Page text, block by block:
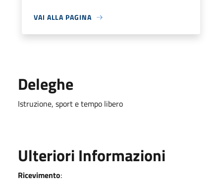
VAI ALLA PAGINA
Deleghe
Istruzione, sport e tempo libero
Ulteriori Informazioni
Ricevimento: